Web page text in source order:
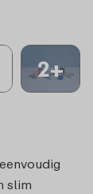
2+
slim